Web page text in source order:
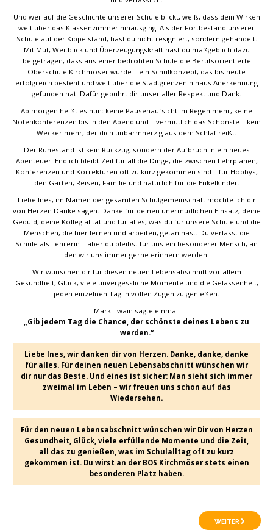
Und wer auf die Geschichte unserer Schule blickt, weiß, dass dein Wirken
weit über das Klassenzimmer hinausging. Als der Fortbestand unserer
Schule auf der Kippe stand, hast du nicht resigniert, sondern gehandelt.
Mit Mut, Weitblick und Überzeugungskraft hast du maßgeblich dazu
beigetragen, dass aus einer bedrohten Schule die Berufsorientierte
Oberschule Kirchmöser wurde – ein Schulkonzept, das bis heute
erfolgreich besteht und weit über die Stadtgrenzen hinaus Anerkennung
gefunden hat. Dafür gebührt dir unser aller Respekt und Dank.
Ab morgen heißt es nun: keine Pausenaufsicht im Regen mehr, keine
Notenkonferenzen bis in den Abend und – vermutlich das Schönste – kein
Wecker mehr, der dich unbarmherzig aus dem Schlaf reißt.
Der Ruhestand ist kein Rückzug, sondern der Aufbruch in ein neues
Abenteuer. Endlich bleibt Zeit für all die Dinge, die zwischen Lehrplänen,
Konferenzen und Korrekturen oft zu kurz gekommen sind – für Hobbys,
den Garten, Reisen, Familie und natürlich für die Enkelkinder.
Liebe Ines, im Namen der gesamten Schulgemeinschaft möchte ich dir
von Herzen Danke sagen. Danke für deinen unermüdlichen Einsatz, deine
Geduld, deine Kollegialität und für alles, was du für unsere Schule und die
Menschen, die hier lernen und arbeiten, getan hast. Du verlässt die
Schule als Lehrerin – aber du bleibst für uns ein besonderer Mensch, an
den wir uns immer gerne erinnern werden.
Wir wünschen dir für diesen neuen Lebensabschnitt vor allem
Gesundheit, Glück, viele unvergessliche Momente und die Gelassenheit,
jeden einzelnen Tag in vollen Zügen zu genießen.
Mark Twain sagte einmal:
„Gib jedem Tag die Chance, der schönste deines Lebens zu
werden.“
Liebe Ines, wir danken dir von Herzen. Danke, danke, danke
für alles. Für deinen neuen Lebensabschnitt wünschen wir
dir nur das Beste. Und eines ist sicher: Man sieht sich immer
zweimal im Leben – wir freuen uns schon auf das
Wiedersehen.
Für den neuen Lebensabschnitt wünschen wir Dir von Herzen
Gesundheit, Glück, viele erfüllende Momente und die Zeit,
all das zu genießen, was im Schulalltag oft zu kurz
gekommen ist. Du wirst an der BOS Kirchmöser stets einen
besonderen Platz haben.
WEITER